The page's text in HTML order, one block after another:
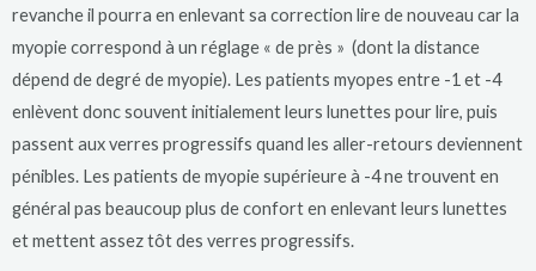
revanche il pourra en enlevant sa correction lire de nouveau car la
myopie correspond à un réglage « de près » (dont la distance
dépend de degré de myopie). Les patients myopes entre -1 et -4
enlèvent donc souvent initialement leurs lunettes pour lire, puis
passent aux verres progressifs quand les aller-retours deviennent
pénibles. Les patients de myopie supérieure à -4 ne trouvent en
général pas beaucoup plus de confort en enlevant leurs lunettes
et mettent assez tôt des verres progressifs.